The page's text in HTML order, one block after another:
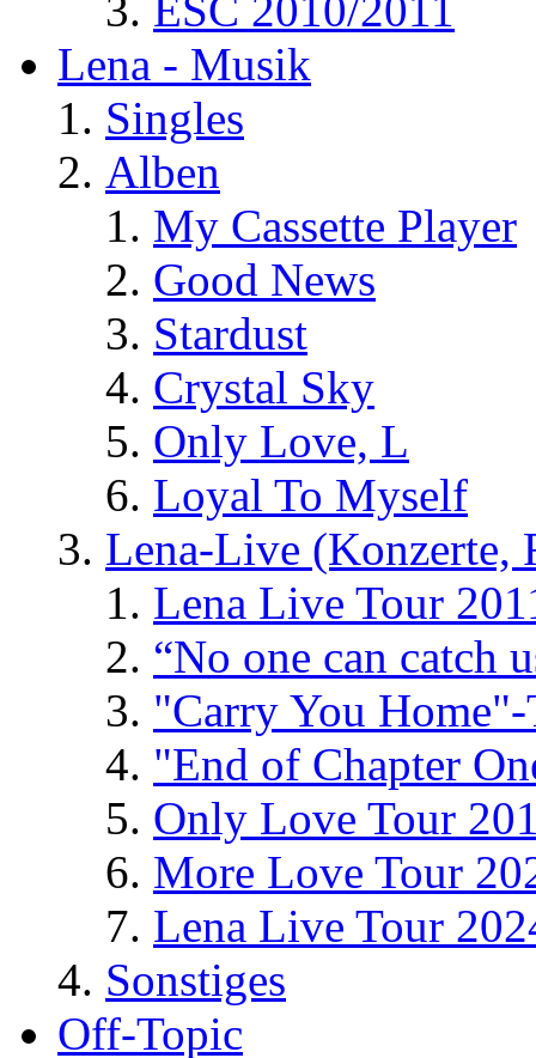
ESC 2010/2011
Lena - Musik
Singles
Alben
My Cassette Player
Good News
Stardust
Crystal Sky
Only Love, L
Loyal To Myself
Lena-Live (Konzerte,
Lena Live Tour
“No one can catch
"Carry You
"End of Chapter
Only Love Tour
More Love Tour
Lena Live Tour
Sonstiges
Off-Topic